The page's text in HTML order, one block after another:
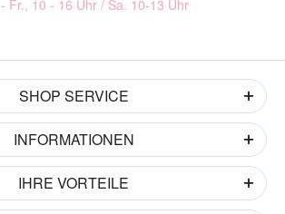
Fr., 10 - 16 Uhr / Sa. 10-13 Uhr
SHOP SERVICE
INFORMATIONEN
IHRE VORTEILE